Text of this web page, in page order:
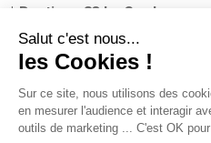
* Boutique 83 La Garde
Boutique 83 Puget sur
Partenaires :
En poursuivant votre
l'utilisation de cookies à